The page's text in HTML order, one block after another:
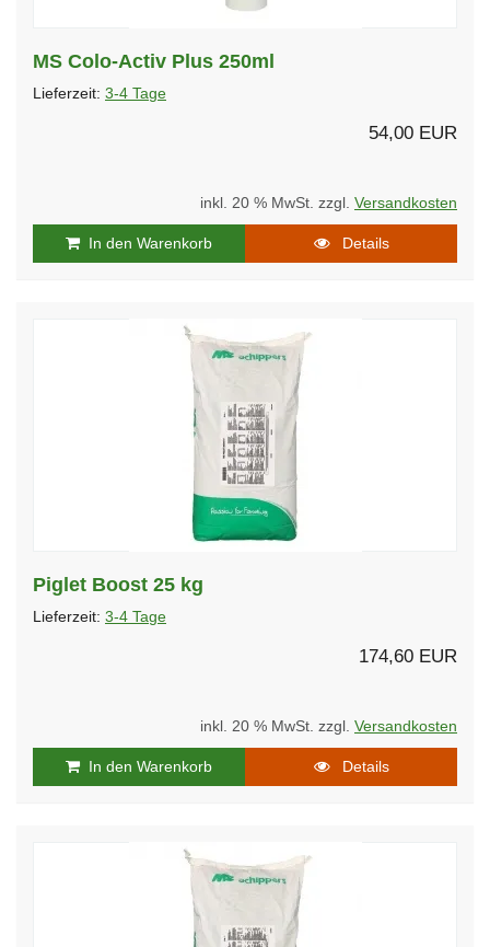
MS Colo-Activ Plus 250ml
Lieferzeit: 3-4 Tage
54,00 EUR
inkl. 20 % MwSt. zzgl. Versandkosten
In den Warenkorb Details
Piglet Boost 25 kg
Lieferzeit: 3-4 Tage
174,60 EUR
inkl. 20 % MwSt. zzgl. Versandkosten
In den Warenkorb Details